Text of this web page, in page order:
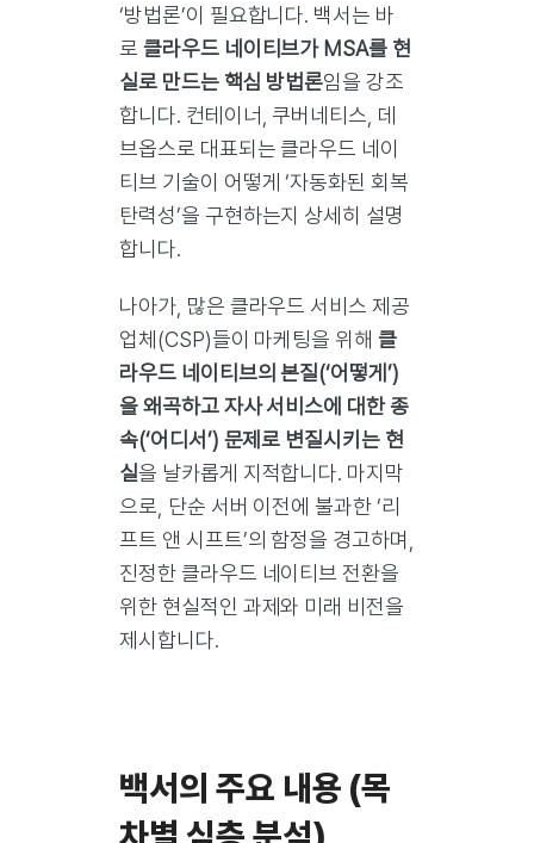
‘방법론’이 필요합니다. 백서는 바
로 클라우드 네이티브가 MSA를 현
실로 만드는 핵심 방법론임을 강조
합니다. 컨테이너, 쿠버네티스, 데
브옵스로 대표되는 클라우드 네이
티브 기술이 어떻게 ‘자동화된 회복
탄력성’을 구현하는지 상세히 설명
합니다.
나아가, 많은 클라우드 서비스 제공
업체(CSP)들이 마케팅을 위해클
라우드 네이티브의 본질(‘어떻게’)
을 왜곡하고 자사 서비스에 대한 종
속(‘어디서’) 문제로 변질시키는 현
실을 날카롭게 지적합니다. 마지막
으로, 단순 서버 이전에 불과한 ‘리
프트 앤 시프트’의 함정을 경고하며,
진정한 클라우드 네이티브 전환을
위한 현실적인 과제와 미래 비전을
제시합니다.
백서의 주요 내용 (목